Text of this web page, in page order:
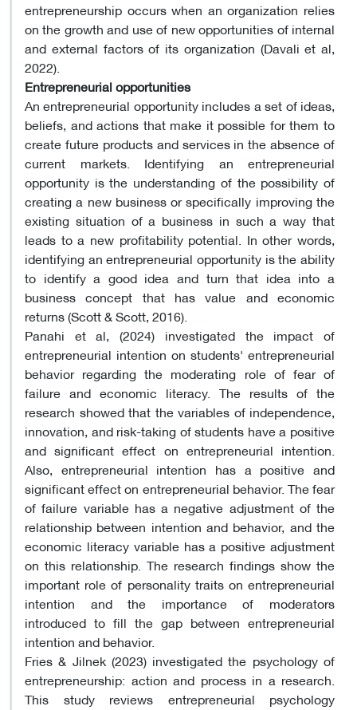
entrepreneurship occurs when an organization relies
on the growth and use of new opportunities of internal
and external factors of its organization (Davali et al,
2022).
Entrepreneurial opportunities
An entrepreneurial opportunity includes a set of ideas,
beliefs, and actions that make it possible for them to
create future products and services in the absence of
current markets. Identifying an entrepreneurial
opportunity is the understanding of the possibility of
creating a new business or specifically improving the
existing situation of a business in such a way that
leads to a new profitability potential. In other words,
identifying an entrepreneurial opportunity is the ability
to identify a good idea and turn that idea into a
business concept that has value and economic
returns (Scott & Scott, 2016).
Panahi et al, (2024) investigated the impact of
entrepreneurial intention on students' entrepreneurial
behavior regarding the moderating role of fear of
failure and economic literacy. The results of the
research showed that the variables of independence,
innovation, and risk-taking of students have a positive
and significant effect on entrepreneurial intention.
Also, entrepreneurial intention has a positive and
significant effect on entrepreneurial behavior. The fear
of failure variable has a negative adjustment of the
relationship between intention and behavior, and the
economic literacy variable has a positive adjustment
on this relationship. The research findings show the
important role of personality traits on entrepreneurial
intention and the importance of moderators
introduced to fill the gap between entrepreneurial
intention and behavior.
Fries & Jilnek (2023) investigated the psychology of
entrepreneurship: action and process in a research.
This study reviews entrepreneurial psychology